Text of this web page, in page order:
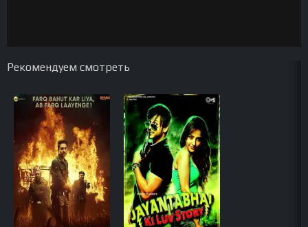
Рекомендуем смотреть